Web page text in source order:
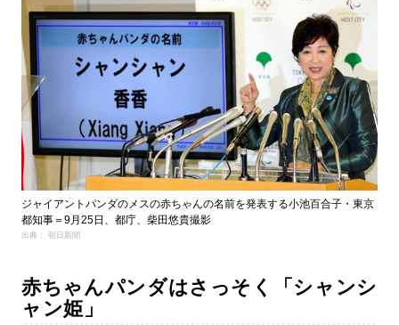
ジャイアントパンダのメスの赤ちゃんの名前を発表する小池百合子・東京
都知事＝9月25日、都庁、柴田悠貴撮影
出典： 朝日新聞
赤ちゃんパンダはさっそく「シャンシ
ャン姫」